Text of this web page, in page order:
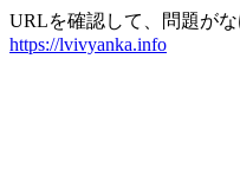
URLを確認して、問題が
https://lvivyanka.info